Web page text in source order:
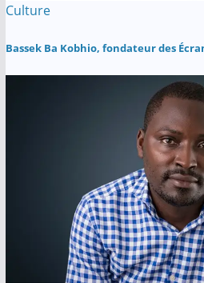
Culture
Bassek Ba Kobhio, fondateur des